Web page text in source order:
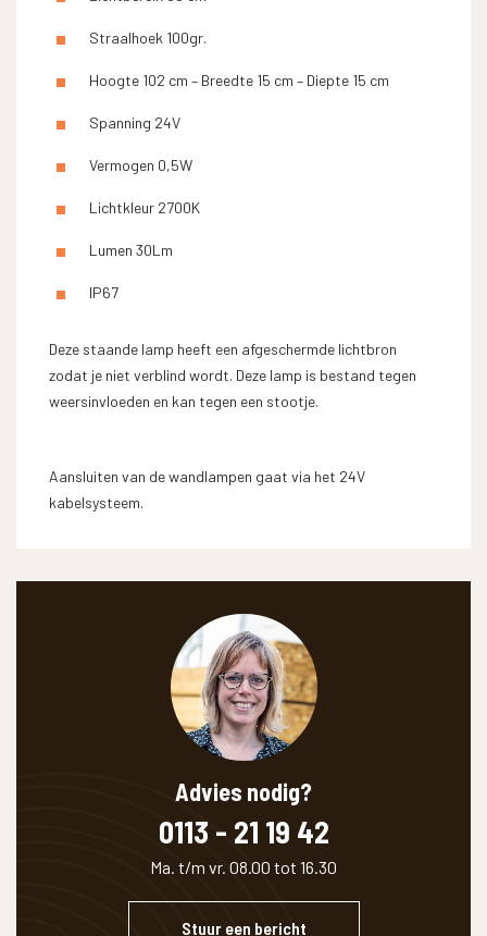
Straalhoek 100gr.
Hoogte 102 cm – Breedte 15 cm – Diepte 15 cm
Spanning 24V
Vermogen 0,5W
Lichtkleur 2700K
Lumen 30Lm
IP67
Deze staande lamp heeft een afgeschermde lichtbron
zodat je niet verblind wordt. Deze lamp is bestand tegen
weersinvloeden en kan tegen een stootje.
Aansluiten van de wandlampen gaat via het 24V
kabelsysteem.
Advies nodig?
0113 - 21 19 42
Ma. t/m vr. 08.00 tot 16.30
Stuur een bericht